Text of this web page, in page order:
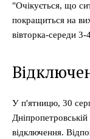
"Очікується, що
покращиться на
вівторка-середи
У п'ятницю, 30
відключення.